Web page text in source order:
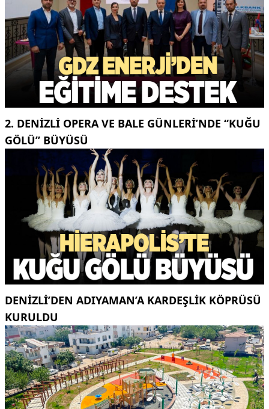
2. DENIZLI OPERA VE BALE GÜNLERI’NDE “KUĞU
GÖLÜ” BÜYÜSÜ
DENIZLI’DEN ADIYAMAN’A KARDEŞLIK KÖPRÜSÜ
KURULDU